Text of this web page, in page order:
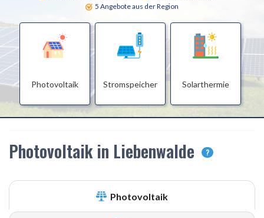
5 Angebote aus der Region
Photovoltaik Stromspeicher Solarthermie
Photovoltaik in Liebenwalde ?
Photovoltaik